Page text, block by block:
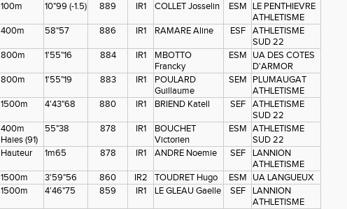
100m
10"99 (-1.5) 889 IR1 COLLET Josselin ESM LE PENTHIEVRE
ATHLETISME
400m
58"57 886 IR1 RAMARE Aline ESF
ATHLETISME
SUD 22
800m
1'55"16 884 IR1
MBOTTO
Francky
ESM
UA DES COTES
D'ARMOR
800m
1'55"19 883 IR1
POULARD
Guillaume
SEM
PLUMAUGAT
ATHLETISME
1500m
4'43"68 880 IR1 BRIEND Katell SEF
ATHLETISME
SUD 22
400m
Haies (91)
55"38 878 IR1
BOUCHET
Victorien
ESM ATHLETISME
SUD 22
Hauteur
1m65 878 IR1 ANDRE Noemie SEF
LANNION
ATHLETISME
1500m
3'59"56 860 IR2 TOUDRET Hugo ESM
UA LANGUEUX
1500m
4'46"75 859 IR1 LE GLEAU Gaelle SEF
LANNION
ATHLETISME